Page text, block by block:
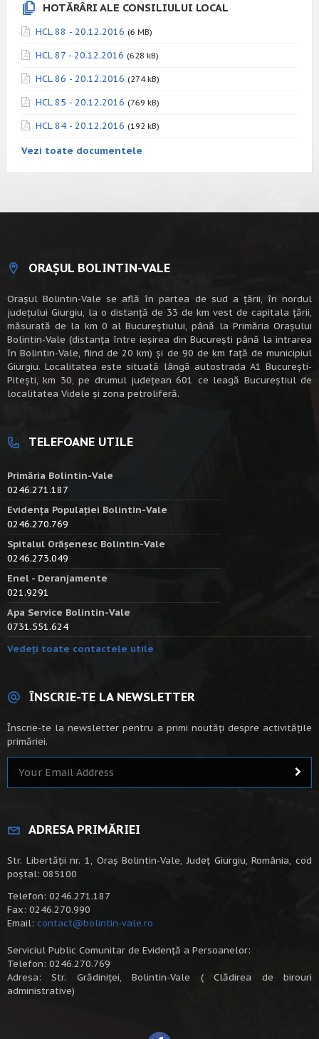
HOTĂRÂRI ALE CONSILIULUI LOCAL
HCL 88 - 20.12.2016 (6 MB)
HCL 87 - 20.12.2016 (628 kB)
HCL 86 - 20.12.2016 (274 kB)
HCL 85 - 20.12.2016 (769 kB)
HCL 84 - 20.12.2016 (192 kB)
Vezi toate documentele
ORAȘUL BOLINTIN-VALE
Oraşul Bolintin-Vale se află în partea de sud a ţării, în nordul
judeţului Giurgiu, la o distanţă de 33 de km vest de capitala țării,
măsurată de la km 0 al Bucureștiului, până la Primăria Orașului
Bolintin-Vale (distanța între ieșirea din București până la intrarea
în Bolintin-Vale, fiind de 20 km) şi de 90 de km faţă de municipiul
Giurgiu. Localitatea este situată lângă autostrada A1 Bucureşti-
Piteşti, km 30, pe drumul judeţean 601 ce leagă Bucureştiul de
localitatea Videle şi zona petroliferă.
TELEFOANE UTILE
Primăria Bolintin-Vale
0246.271.187
Evidența Populației Bolintin-Vale
0246.270.769
Spitalul Orășenesc Bolintin-Vale
0246.273.049
Enel - Deranjamente
021.9291
Apa Service Bolintin-Vale
0731.551.624
Vedeți toate contactele utile
ÎNSCRIE-TE LA NEWSLETTER
Înscrie-te la newsletter pentru a primi noutăți despre activitățile
primăriei.
ADRESA PRIMĂRIEI
Str. Libertății nr. 1, Oraș Bolintin-Vale, Județ Giurgiu, România, cod
poștal: 085100
Telefon: 0246.271.187
Fax: 0246.270.990
Email: contact@bolintin-vale.ro
Serviciul Public Comunitar de Evidență a Persoanelor:
Telefon: 0246.270.769
Adresa: Str. Grădiniței, Bolintin-Vale ( Clădirea de birouri
administrative)